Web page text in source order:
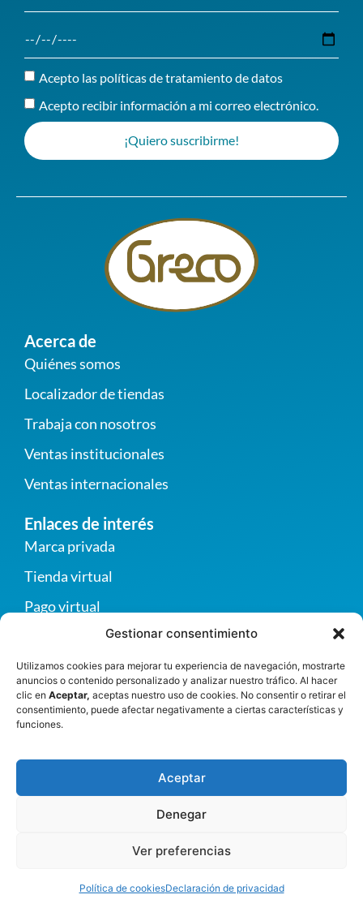
Gestionar consentimiento
Utilizamos cookies para mejorar tu experiencia de navegación, mostrarte
anuncios o contenido personalizado y analizar nuestro tráfico. Al hacer
clic en Aceptar, aceptas nuestro uso de cookies. No consentir o retirar el
consentimiento, puede afectar negativamente a ciertas características y
funciones.
Aceptar
Denegar
Ver preferencias
Política de cookiesDeclaración de privacidad
Acepto las políticas de tratamiento de datos
Acepto recibir información a mi correo electrónico.
¡Quiero suscribirme!
Acerca de
Quiénes somos
Localizador de tiendas
Trabaja con nosotros
Ventas institucionales
Ventas internacionales
Enlaces de interés
Marca privada
Tienda virtual
Pago virtual
Ser proveedor
Contáctanos
Política de privacidad
Autopista Norte, km 20, vereda San Esteban,
Girardota, Antioquia, Colombia